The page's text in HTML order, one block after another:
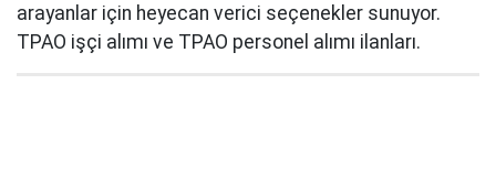
arayanlar için heyecan verici seçenekler sunuyor.
TPAO işçi alımı ve TPAO personel alımı ilanları.